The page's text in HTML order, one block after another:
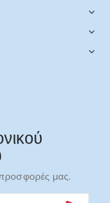
προσφορές μας.